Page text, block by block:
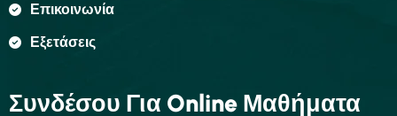
Επικοινωνία
Εξετάσεις
Συνδέσου Για Online Μαθήματα